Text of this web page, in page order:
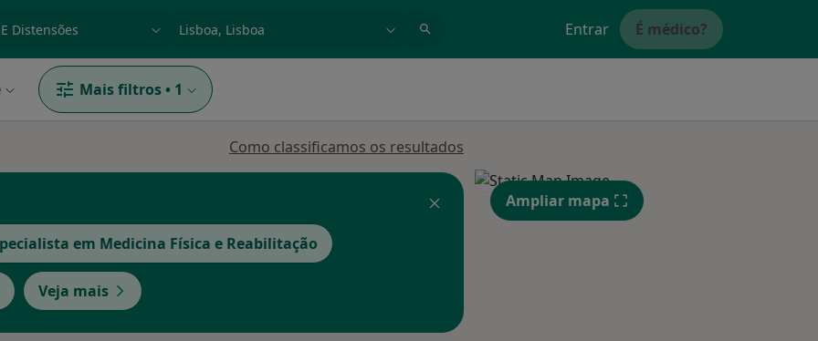
Entrar É médico?
Mais filtros • 1
Como classificamos os resultados
em Medicina Física e Reabilitação
Veja mais
Ampliar mapa